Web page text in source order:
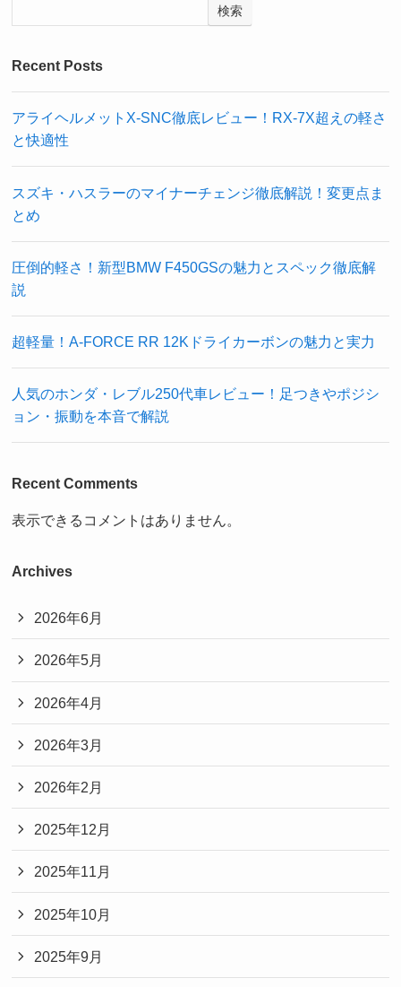
検索
Recent Posts
アライヘルメットX-SNC徹底レビュー！RX-7X超えの軽さ
と快適性
スズキ・ハスラーのマイナーチェンジ徹底解説！変更点ま
とめ
圧倒的軽さ！新型BMW F450GSの魅力とスペック徹底解
説
超軽量！A-FORCE RR 12Kドライカーボンの魅力と実力
人気のホンダ・レブル250代車レビュー！足つきやポジシ
ョン・振動を本音で解説
Recent Comments
表示できるコメントはありません。
Archives
2026年6月
2026年5月
2026年4月
2026年3月
2026年2月
2025年12月
2025年11月
2025年10月
2025年9月